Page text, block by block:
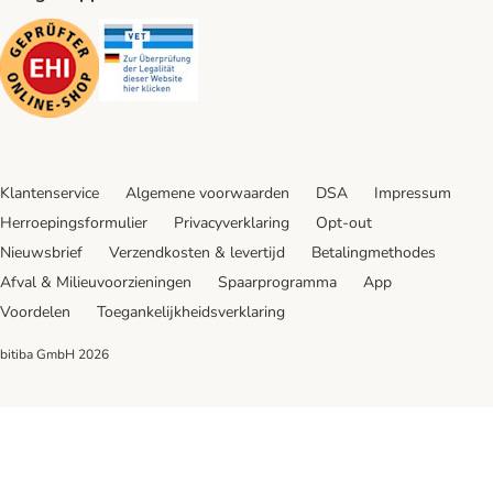
Security
Klantenservice Algemene voorwaarden DSA
Impressum
Herroepingsformulier
Privacyverklaring
Opt-out
Nieuwsbrief
Verzendkosten & levertijd
Betalingmethodes
Afval & Milieuvoorzieningen
Spaarprogramma
App
Voordelen
Toegankelijkheidsverklaring
bitiba GmbH 2026